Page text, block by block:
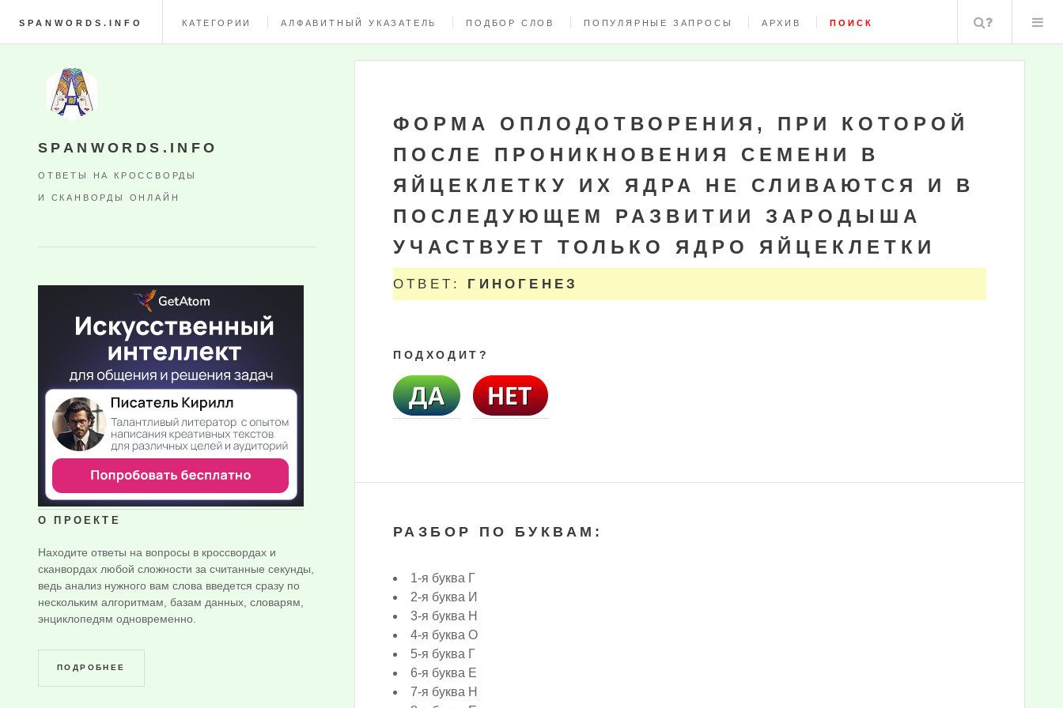
SPANWORDS.INFO КАТЕГОРИИ АЛФАВИТНЫЙ УКАЗАТЕЛЬ ПОДБОР СЛОВ ПОПУЛЯРНЫЕ ЗАПРОСЫ АРХИВ ПОИСК Поиск
ФОРМА ОПЛОДОТВОРЕНИЯ, ПРИ КОТОРОЙ
ПОСЛЕ ПРОНИКНОВЕНИЯ СЕМЕНИ В
ЯЙЦЕКЛЕТКУ ИХ ЯДРА НЕ СЛИВАЮТСЯ И В
ПОСЛЕДУЮЩЕМ РАЗВИТИИ ЗАРОДЫША
УЧАСТВУЕТ ТОЛЬКО ЯДРО ЯЙЦЕКЛЕТКИ
ОТВЕТ: ГИНОГЕНЕЗ
ПОДХОДИТ?
РАЗБОР ПО БУКВАМ:
1-я буква Г
2-я буква И
3-я буква Н
4-я буква О
5-я буква Г
6-я буква Е
7-я буква Н
SPANWORDS.INFO
ОТВЕТЫ НА КРОССВОРДЫ
И СКАНВОРДЫ ОНЛАЙН
О ПРОЕКТЕ
Находите ответы на вопросы в кроссвордах и
сканвордах любой сложности за считанные секунды,
ведь анализ нужного вам слова введется сразу по
нескольким алгоритмам, базам данных, словарям,
энциклопедям одновременно.
ПОДРОБНЕЕ